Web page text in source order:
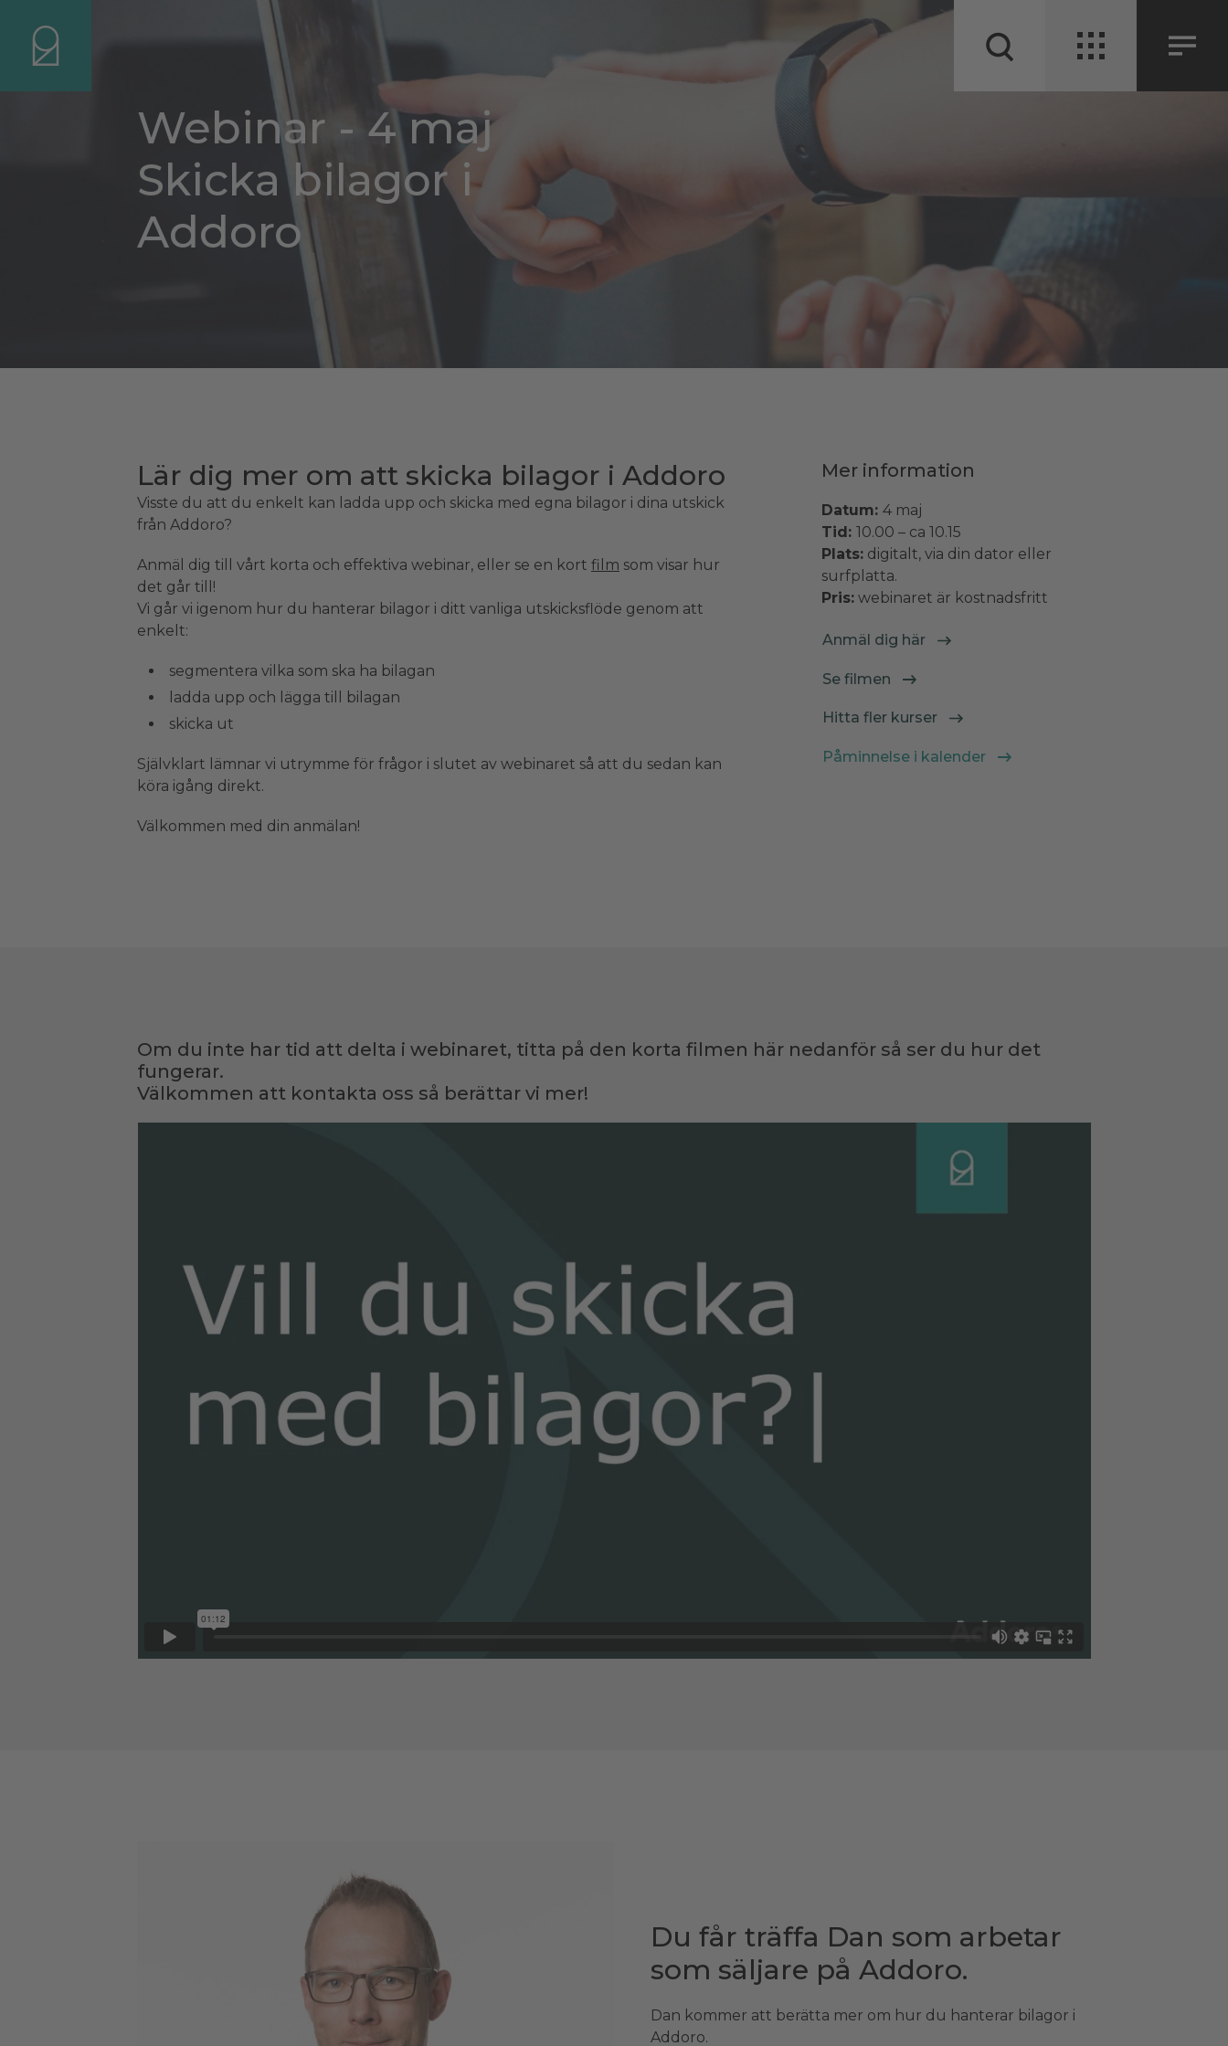
Webinar - 4 maj
Skicka bilagor i
Addoro
Lär dig mer om att skicka bilagor i Addoro
Visste du att du enkelt kan ladda upp och skicka med egna bilagor i dina utskick
från Addoro?
Anmäl dig till vårt korta och effektiva webinar, eller se en kort film som visar hur
det går till!
Vi går vi igenom hur du hanterar bilagor i ditt vanliga utskicksflöde genom att
enkelt:
segmentera vilka som ska ha bilagan
ladda upp och lägga till bilagan
skicka ut
Självklart lämnar vi utrymme för frågor i slutet av webinaret så att du sedan kan
köra igång direkt.
Välkommen med din anmälan!
Mer information
Datum:4 maj
Tid:10.00 – ca 10.15
Plats: digitalt, via din dator eller
surfplatta.
Pris: webinaret är kostnadsfritt
Anmäl dig här
Se filmen
Hitta fler kurser
Påminnelse i kalender
Om du inte har tid att delta i webinaret, titta på den korta filmen här nedanför så ser du hur det
fungerar.
Välkommen att kontakta oss så berättar vi mer!
Du får träffa Dan som arbetar
som säljare på Addoro.
Dan kommer att berätta mer om hur du hanterar bilagor i
Addoro.